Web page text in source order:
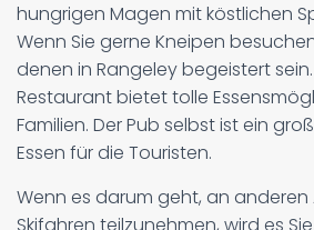
hungrigen Magen mit köstlichen
Wenn Sie gerne Kneipen
denen in Rangeley begeistert
Restaurant bietet tolle
Familien. Der Pub selbst ist ein
Essen für die Touristen.
Wenn es darum geht, an